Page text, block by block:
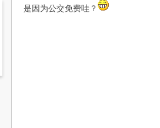
是因为公交免费哇？